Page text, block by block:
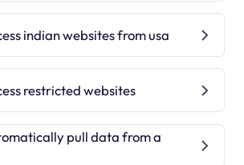
indian websites from usa
restricted websites
pull data from a